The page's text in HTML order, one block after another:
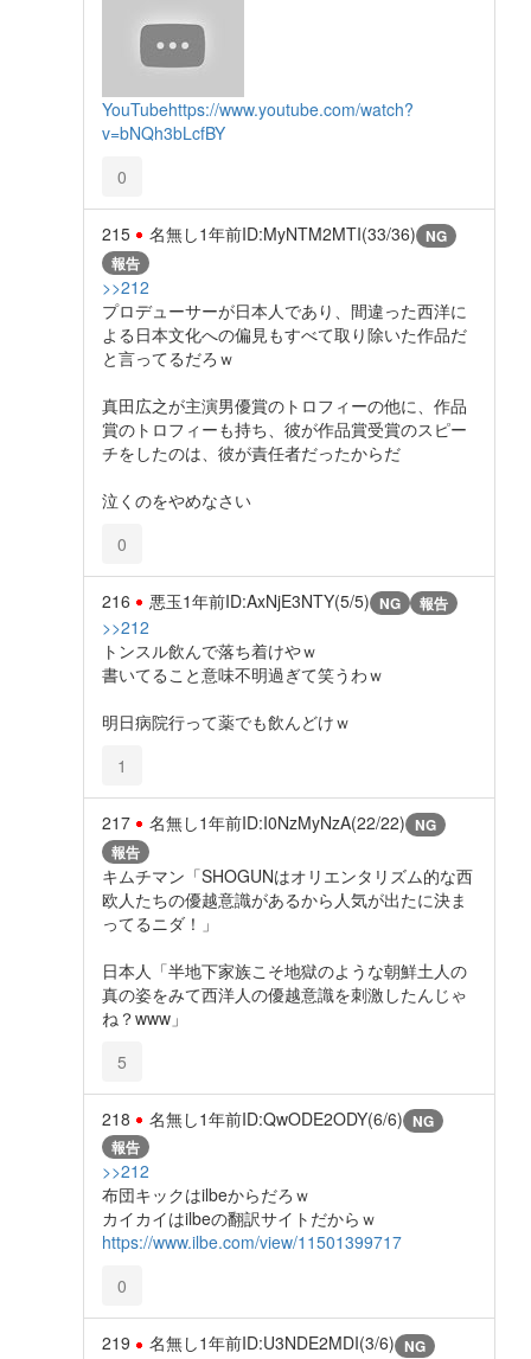
YouTubehttps://www.youtube.com/watch?
v=bNQh3bLcfBY
0
215 名無し1年前ID:MyNTM2MTI(33/36) NG
報告
>>212
プロデューサーが日本人であり、間違った西洋に
よる日本文化への偏見もすべて取り除いた作品だ
と言ってるだろｗ
真田広之が主演男優賞のトロフィーの他に、作品
賞のトロフィーも持ち、彼が作品賞受賞のスピー
チをしたのは、彼が責任者だったからだ
泣くのをやめなさい
0
216 悪玉1年前ID:AxNjE3NTY(5/5) NG 報告
>>212
トンスル飲んで落ち着けやｗ
書いてること意味不明過ぎて笑うわｗ
明日病院行って薬でも飲んどけｗ
1
217 名無し1年前ID:I0NzMyNzA(22/22) NG
報告
キムチマン「SHOGUNはオリエンタリズム的な西
欧人たちの優越意識があるから人気が出たに決ま
ってるニダ！」
日本人「半地下家族こそ地獄のような朝鮮土人の
真の姿をみて西洋人の優越意識を刺激したんじゃ
ね？www」
5
218 名無し1年前ID:QwODE2ODY(6/6) NG
報告
>>212
布団キックはilbeからだろｗ
カイカイはilbeの翻訳サイトだからｗ
https://www.ilbe.com/view/11501399717
0
219 名無し1年前ID:U3NDE2MDI(3/6) NG